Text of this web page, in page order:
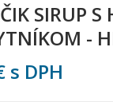
SIRUP S
-
s DPH